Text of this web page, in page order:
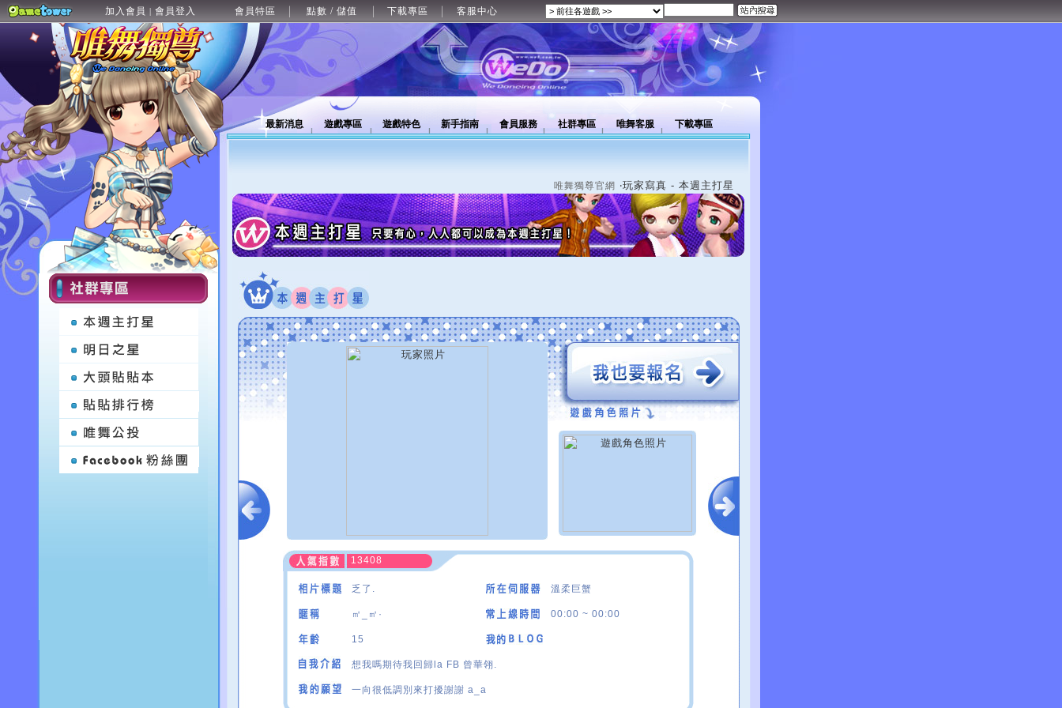
加入會員 | 會員登入 會員特區 點數 / 儲值 下載專區 客服中心
最新消息 遊戲專區 遊戲特色 新手指南 會員服務 社群專區 唯舞客服 下載專區
唯舞獨尊官網 ‧玩家寫真 - 本週主打星
13408
乏了. 溫柔巨蟹
㎡_㎡· 00:00 ~ 00:00
15
想我嗎期待我回歸la FB 曾華翎.
一向很低調別來打擾謝謝 a_a